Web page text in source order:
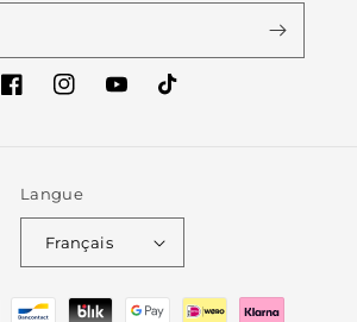
FacebookInstagramYouTubeTikTok
Langue
Français